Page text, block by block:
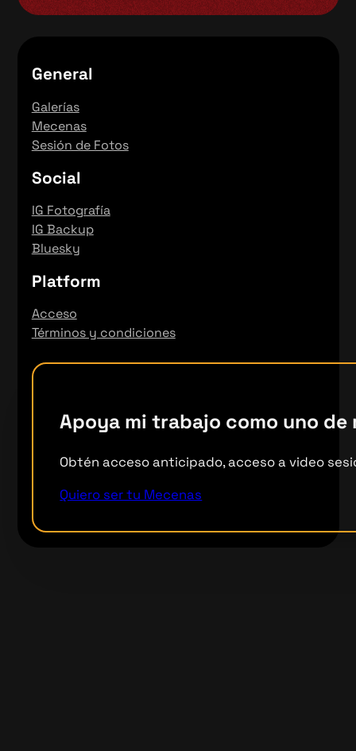
General
Galerías
Mecenas
Sesión de Fotos
Social
IG Fotografía
IG Backup
Bluesky
Platform
Acceso
Términos y condiciones
Apoya mi trabajo como uno de
Obtén acceso anticipado, acceso a video
Quiero ser tu Mecenas